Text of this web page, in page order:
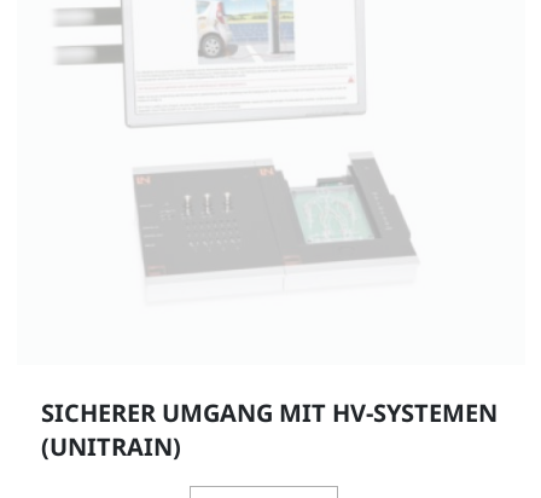
SICHERER UMGANG MIT HV-SYSTEMEN
(UNITRAIN)